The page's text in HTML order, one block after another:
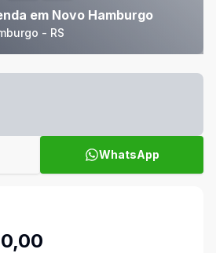
em Novo Hamburgo
- RS
WhatsApp